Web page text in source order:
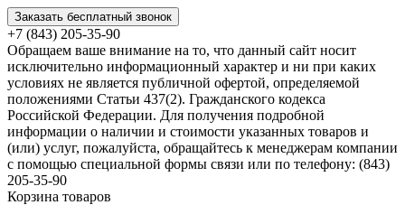
Заказать бесплатный звонок
+7 (843) 205-35-90
Обращаем ваше внимание на то, что данный сайт носит
исключительно информационный характер и ни при каких
условиях не является публичной офертой, определяемой
положениями Статьи 437(2). Гражданского кодекса
Российской Федерации. Для получения подробной
информации о наличии и стоимости указанных товаров и
(или) услуг, пожалуйста, обращайтесь к менеджерам компании
с помощью специальной формы связи или по телефону: (843)
205-35-90
Корзина товаров